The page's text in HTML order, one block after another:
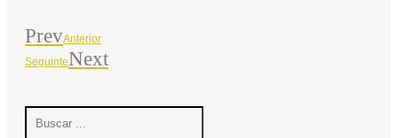
PrevAnterior
SeguinteNext
Search